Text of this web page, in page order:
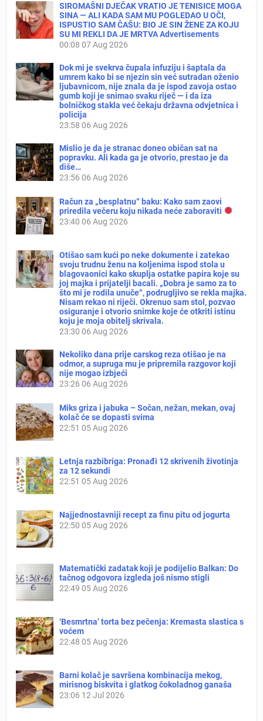
SIROMAŠNI DJEČAK VRATIO JE TENISICE MOGA
SINA — ALI KADA SAM MU POGLEDAO U OČI,
ISPUSTIO SAM ČAŠU: BIO JE SIN ŽENE ZA KOJU
SU MI REKLI DA JE MRTVA Advertisements
00:08 07 Aug 2026
Dok mi je svekrva čupala infuziju i šaptala da
umrem kako bi se njezin sin već sutradan oženio
ljubavnicom, nije znala da je ispod zavoja ostao
gumb koji je snimao svaku riječ — i da iza
bolničkog stakla već čekaju državna odvjetnica i
policija
23:58 06 Aug 2026
Mislio je da je stranac doneo običan sat na
popravku. Ali kada ga je otvorio, prestao je da
diše…
23:56 06 Aug 2026
Račun za „besplatnu“ baku: Kako sam zaovi
priredila večeru koju nikada neće zaboraviti
23:40 06 Aug 2026
Otišao sam kući po neke dokumente i zatekao
svoju trudnu ženu na koljenima ispod stola u
blagovaonici kako skuplja ostatke papira koje su
joj majka i prijatelji bacali. „Dobra je samo za to
što mi je rodila unuče“, podrugljivo se rekla majka.
Nisam rekao ni riječi. Okrenuo sam stol, pozvao
osiguranje i otvorio snimke koje će otkriti istinu
koju je moja obitelj skrivala.
23:30 06 Aug 2026
Nekoliko dana prije carskog reza otišao je na
odmor, a supruga mu je pripremila razgovor koji
nije mogao izbjeći
23:26 06 Aug 2026
Miks griza i jabuka – Sočan, nežan, mekan, ovaj
kolač će se dopasti svima
22:51 05 Aug 2026
Letnja razbibriga: Pronađi 12 skrivenih životinja
za 12 sekundi
22:51 05 Aug 2026
Najjednostavniji recept za finu pitu od jogurta
22:50 05 Aug 2026
Matematički zadatak koji je podijelio Balkan: Do
tačnog odgovora izgleda još nismo stigli
22:49 05 Aug 2026
‘Besmrtna’ torta bez pečenja: Kremasta slastica s
voćem
22:48 05 Aug 2026
Barni kolač je savršena kombinacija mekog,
mirisnog biskvita i glatkog čokoladnog ganaša
23:06 12 Jul 2026